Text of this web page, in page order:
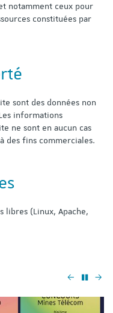
notamment ceux pour
constituées par
sont des données non
informations
ne sont en aucun cas
des fins commerciales.
libres (Linux, Apache,
Précédent